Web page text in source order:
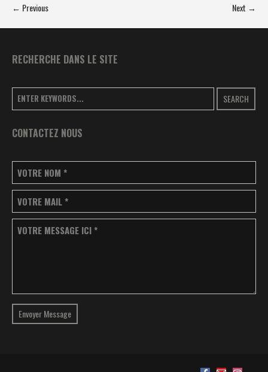
← Previous Next →
RECHERCHE DANS LE SITE
SEARCH
CONTACTEZ NOUS
VOTRE NOM *
VOTRE MAIL *
VOTRE MESSAGE ICI *
Envoyer Message